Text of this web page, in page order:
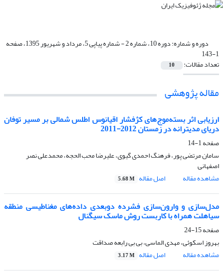
دوره و شماره: دوره 10، شماره 2 - شماره پیاپی 5، مرداد و شهریور 1395، صفحه
1-143
تعداد مقالات: 10
مقاله پژوهشی‌
ارزیابی اثر بسته‌موج‌های کژفشار اقیانوس اطلس شمالی بر مسیر توفان
دریای مدیترانه در زمستان 2012-2011
صفحه1-14
سامان مرتضی پور، فرهنگ احمدی گیوی، علیرضا محب الحجه، محمدعلی نصر
اصفهانی
مشاهده مقاله
اصل مقاله 5.68 M
مدل‌سازی و وارون‌سازی فشرده دوبعدی داده‌های مغناطیسی منطقه
سیاه‏لت همراه با کاربست روش ماسک سیگنال
صفحه15-24
بهروز اسکوئی، مهدی الماسی، بی بی رابعه صداقت
مشاهده مقاله
اصل مقاله 3.17 M